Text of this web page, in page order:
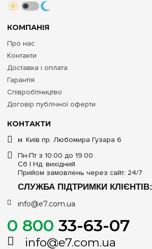
КОНТАКТИ
м. Київ пр. Любомира Гузара 6
Пн-Пт з 10:00 до 19:00
Сб | Нд: вихідний
Прийом замовлень через сайт: 24/7
СЛУЖБА ПІДТРИМКИ КЛІЄНТІВ:
info@e7.com.ua
0 800 33-63-07
info@e7.com.ua
КОМПАНІЯ
Про нас
Контакти
Доставка і оплата
Гарантія
Співробітництво
Договір публічної оферти